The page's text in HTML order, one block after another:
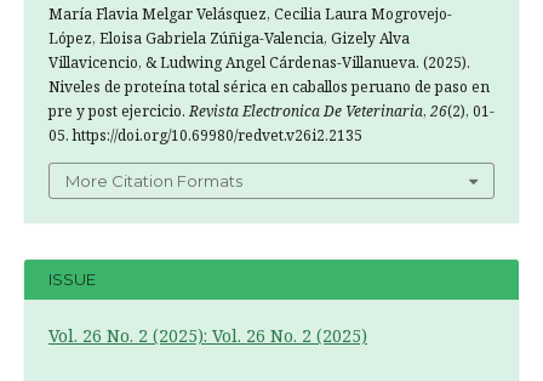
María Flavia Melgar Velásquez, Cecilia Laura Mogrovejo-
López, Eloisa Gabriela Zúñiga-Valencia, Gizely Alva
Villavicencio, & Ludwing Angel Cárdenas-Villanueva. (2025).
Niveles de proteína total sérica en caballos peruano de paso en
pre y post ejercicio.Revista Electronica De Veterinaria, 26(2), 01-
05. https://doi.org/10.69980/redvet.v26i2.2135
More Citation Formats
ISSUE
Vol. 26 No. 2 (2025): Vol. 26 No. 2 (2025)